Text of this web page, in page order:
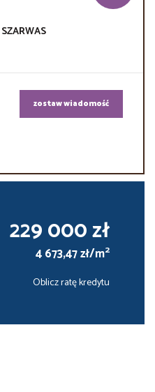
SZARWAS
zostaw wiadomość
229 000 zł
4 673,47 zł/m2
Oblicz ratę kredytu